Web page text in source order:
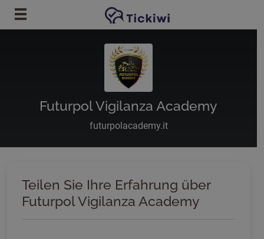
Zum Hauptinhalt springen
Futurpol Vigilanza Academy
futurpolacademy.it
Teilen Sie Ihre Erfahrung über
Futurpol Vigilanza Academy